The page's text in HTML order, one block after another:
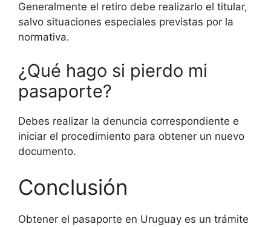
Generalmente el retiro debe realizarlo el titular,
salvo situaciones especiales previstas por la
normativa.
¿Qué hago si pierdo mi
pasaporte?
Debes realizar la denuncia correspondiente e
iniciar el procedimiento para obtener un nuevo
documento.
Conclusión
Obtener el pasaporte en Uruguay es un trámite